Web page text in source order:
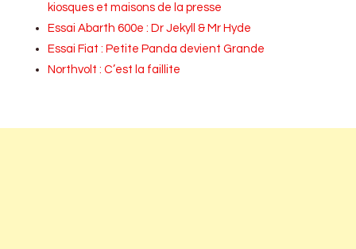
kiosques et maisons de la presse
Essai Abarth 600e : Dr Jekyll & Mr Hyde
Essai Fiat : Petite Panda devient Grande
Northvolt : C’est la faillite